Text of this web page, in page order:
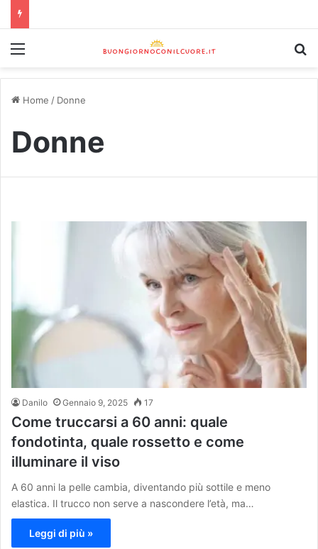
Home / Donne
Donne
Danilo Gennaio 9, 2025 17
Come truccarsi a 60 anni: quale
fondotinta, quale rossetto e come
illuminare il viso
A 60 anni la pelle cambia, diventando più sottile e meno
elastica. Il trucco non serve a nascondere l’età, ma…
Leggi di più »